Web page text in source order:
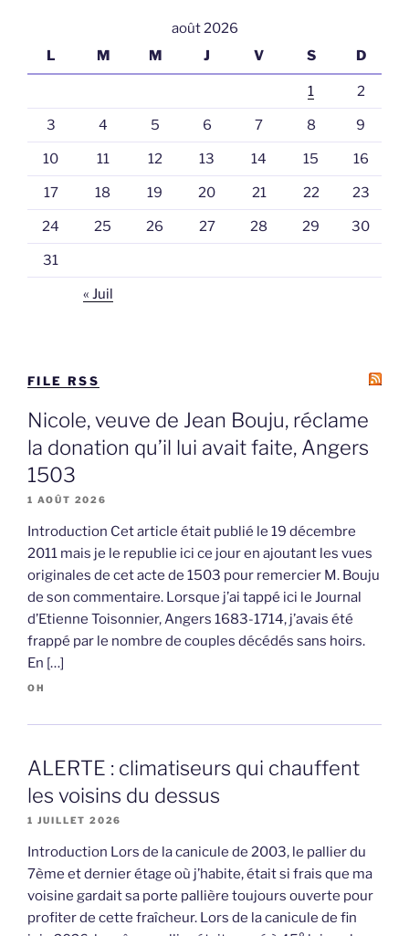
août 2026
L
M M J V S D
1 2
3 4 5 6 7 8 9
10 11 12 13 14 15 16
17 18 19 20 21 22 23
24 25 26 27 28 29 30
31
« Juil
FILE RSS
Nicole, veuve de Jean Bouju, réclame
la donation qu’il lui avait faite, Angers
1503
1 AOÛT 2026
Introduction Cet article était publié le 19 décembre
2011 mais je le republie ici ce jour en ajoutant les vues
originales de cet acte de 1503 pour remercier M. Bouju
de son commentaire. Lorsque j’ai tappé ici le Journal
d’Etienne Toisonnier, Angers 1683-1714, j’avais été
frappé par le nombre de couples décédés sans hoirs.
En […]
OH
ALERTE : climatiseurs qui chauffent
les voisins du dessus
1 JUILLET 2026
Introduction Lors de la canicule de 2003, le pallier du
7ème et dernier étage où j’habite, était si frais que ma
voisine gardait sa porte pallière toujours ouverte pour
profiter de cette fraîcheur. Lors de la canicule de fin